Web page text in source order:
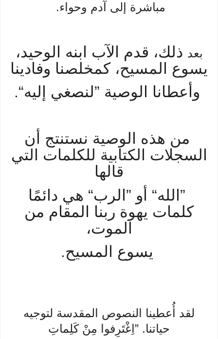
مباشرة إلى آدم وحواء.
بعد ذلك، قدم الآب ابنه الوحيد،
يسوع المسيح، كمخلصنا وفادينا
وأعطانا الوصية ”لنصغي إليه“.
من هذه الوصية نستنتج أن
السجلات الكتابية للكلمات التي
قالها
”الله“ أو ”الرب“ هي دائمًا
كلمات يهوة ربنا المقام من
الموت،
يسوع المسيح.
لقد أُعطينا النصوص المقدسة لتوجيه
حياتنا. ”اِغْتَرِفوا مِنْ كَلِماتِ